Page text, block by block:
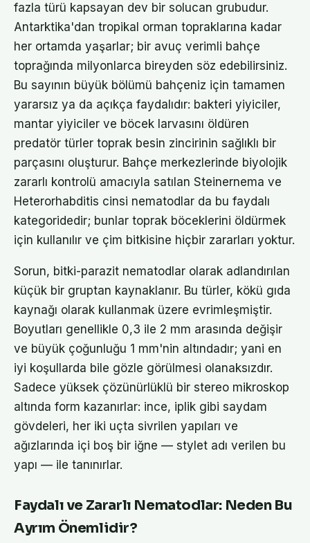
fazla türü kapsayan dev bir solucan grubudur.
Antarktika'dan tropikal orman topraklarına kadar
her ortamda yaşarlar; bir avuç verimli bahçe
toprağında milyonlarca bireyden söz edebilirsiniz.
Bu sayının büyük bölümü bahçeniz için tamamen
yararsız ya da açıkça faydalıdır: bakteri yiyiciler,
mantar yiyiciler ve böcek larvasını öldüren
predatör türler toprak besin zincirinin sağlıklı bir
parçasını oluşturur. Bahçe merkezlerinde biyolojik
zararlı kontrolü amacıyla satılan Steinernema ve
Heterorhabditis cinsi nematodlar da bu faydalı
kategoridedir; bunlar toprak böceklerini öldürmek
için kullanılır ve çim bitkisine hiçbir zararları yoktur.
Sorun, bitki-parazit nematodlar olarak adlandırılan
küçük bir gruptan kaynaklanır. Bu türler, kökü gıda
kaynağı olarak kullanmak üzere evrimleşmiştir.
Boyutları genellikle 0,3 ile 2 mm arasında değişir
ve büyük çoğunluğu 1 mm'nin altındadır; yani en
iyi koşullarda bile gözle görülmesi olanaksızdır.
Sadece yüksek çözünürlüklü bir stereo mikroskop
altında form kazanırlar: ince, iplik gibi saydam
gövdeleri, her iki uçta sivrilen yapıları ve
ağızlarında içi boş bir iğne — stylet adı verilen bu
yapı — ile tanınırlar.
Faydalı ve Zararlı Nematodlar: Neden Bu
Ayrım Önemlidir?